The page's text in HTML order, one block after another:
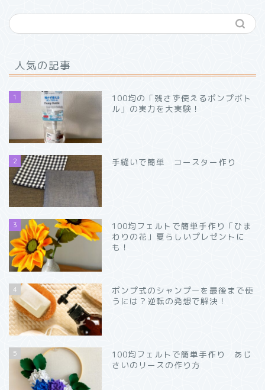
人気の記事
1
100均の「残さず使えるポンプボト
ル」の実力を大実験！
2 手縫いで簡単 コースター作り
3
100均フェルトで簡単手作り「ひま
わりの花」夏らしいプレゼントに
も！
4
ポンプ式のシャンプーを最後まで使
うには？逆転の発想で解決！
5
100均フェルトで簡単手作り あじ
さいのリースの作り方